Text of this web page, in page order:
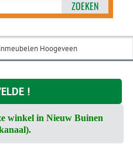
ZOEKEN
Hoogeveen
!
winkel in Nieuw Buinen